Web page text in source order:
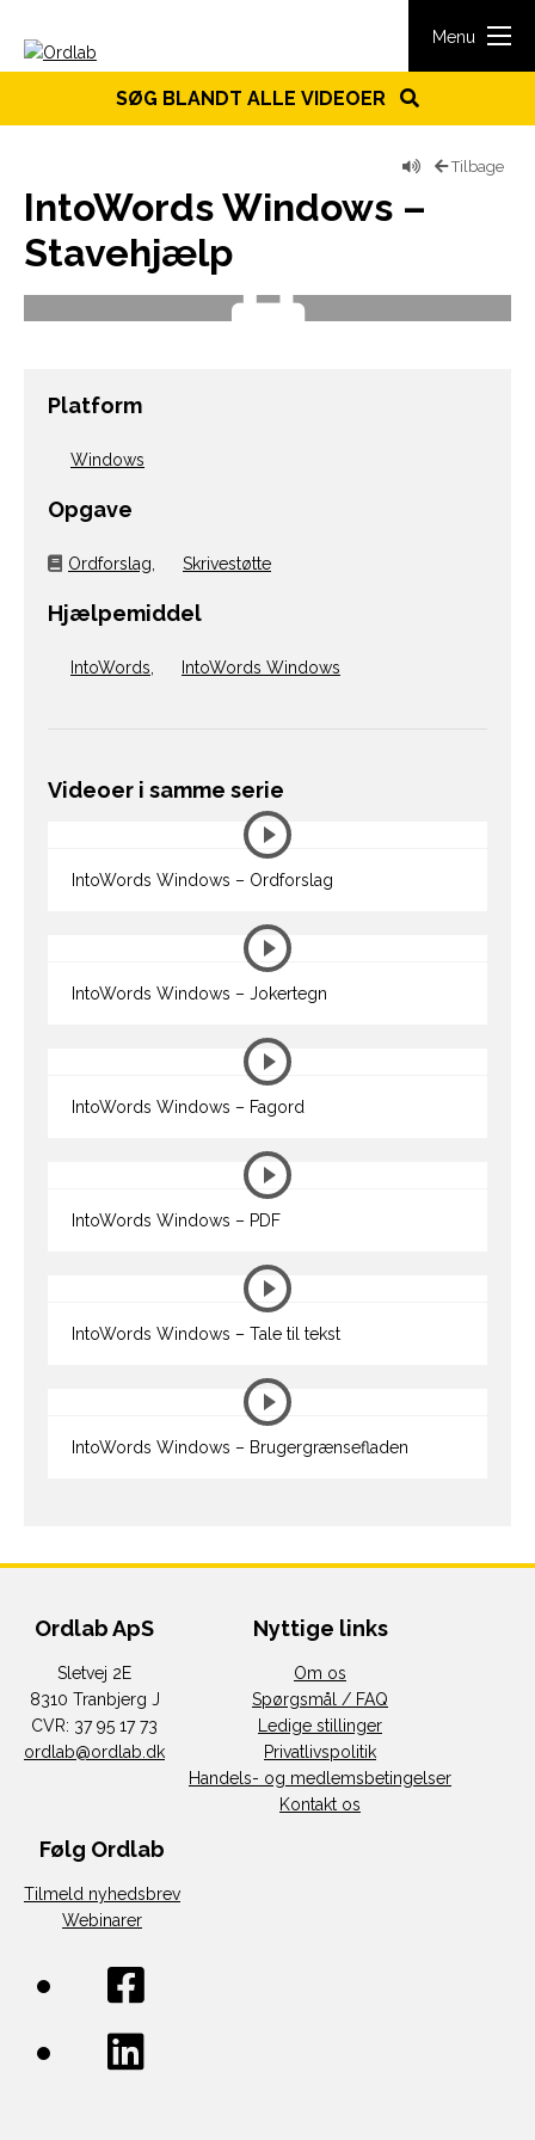
Menu
SØG BLANDT ALLE VIDEOER
Tilbage
IntoWords Windows –
Stavehjælp
Platform
Windows
Opgave
Ordforslag Skrivestøtte
Hjælpemiddel
IntoWords IntoWords Windows
Videoer i samme serie
IntoWords Windows – Ordforslag
IntoWords Windows – Jokertegn
IntoWords Windows – Fagord
IntoWords Windows – PDF
IntoWords Windows – Tale til tekst
IntoWords Windows – Brugergrænsefladen
Ordlab ApS
Sletvej 2E
8310 Tranbjerg J
CVR: 37 95 17 73
ordlab@ordlab.dk
Nyttige links
Om os
Spørgsmål / FAQ
Ledige stillinger
Privatlivspolitik
Handels- og medlemsbetingelser
Kontakt os
Følg Ordlab
Tilmeld nyhedsbrev
Webinarer